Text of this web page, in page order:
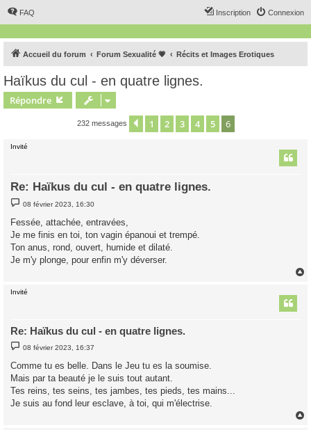
FAQ Connexion
Inscription
Accueil du forum Forum Sexualité 💗 Récits et Images Erotiques
Haïkus du cul - en quatre lignes.
Répondre
232 messages Précédent
1 2 3 4 5 6
Invité
Re: Haïkus du cul - en quatre lignes.
M
e
s
a
e
08 février 2023, 16:30
Fessée, attachée, entravées,
Je me finis en toi, ton vagin épanoui et trempé.
Ton anus, rond, ouvert, humide et dilaté.
Je m'y plonge, pour enfin m'y déverser.
Invité
Re: Haïkus du cul - en quatre lignes.
M
e
s
a
e
08 février 2023, 16:37
Comme tu es belle. Dans le Jeu tu es la soumise.
Mais par ta beauté je le suis tout autant.
Tes reins, tes seins, tes jambes, tes pieds, tes mains...
Je suis au fond leur esclave, à toi, qui m'électrise.